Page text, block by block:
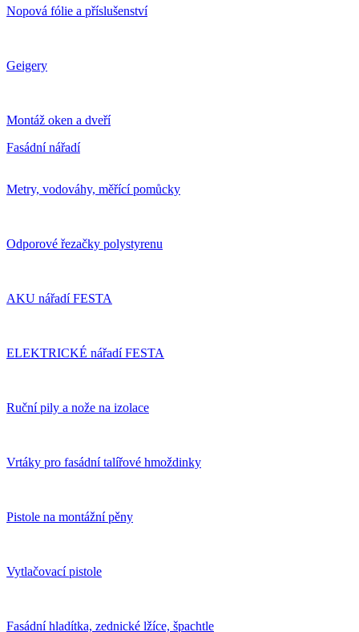
Nopová fólie a příslušenství
Geigery
Montáž oken a dveří
Fasádní nářadí
Metry, vodováhy, měřící pomůcky
Odporové řezačky polystyrenu
AKU nářadí FESTA
ELEKTRICKÉ nářadí FESTA
Ruční pily a nože na izolace
Vrtáky pro fasádní talířové hmoždinky
Pistole na montážní pěny
Vytlačovací pistole
Fasádní hladítka, zednické lžíce, špachtle